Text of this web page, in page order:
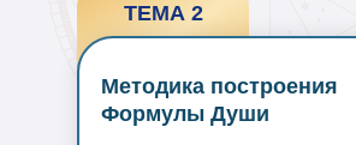
ТЕМА 2
Методика построения
Формулы Души